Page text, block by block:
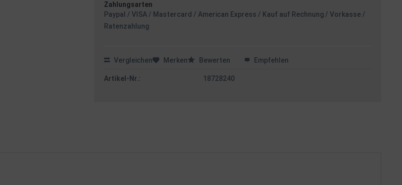
Zahlungsarten
Paypal / VISA / Mastercard / American Express / Kauf auf Rechnung / Vorkasse /
Ratenzahlung
Vergleichen Merken Bewerten Empfehlen
Artikel-Nr.: 18728240